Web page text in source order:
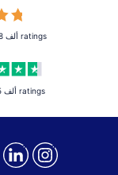
90.8 ألف ratings
41.5 ألف ratings